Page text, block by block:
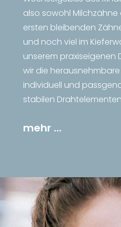
also sowohl
ersten bleibenden
und noch viel im
unserem praxiseigenen
wir die
individuell und
stabilen
mehr ...